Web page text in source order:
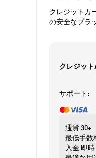
クレジットカ
の安全なプラ
クレジッ
サポート:
通貨30+
最低手数
入金 即時